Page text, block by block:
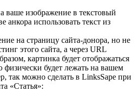
ваше изображение в текстовый
анкора использовать текст из
на страницу сайта-донора, но не
этого сайта, а через URL
картинка будет отображаться
физически будет лежать на вашем
так можно сделать в LinksSape при
«Статья»: